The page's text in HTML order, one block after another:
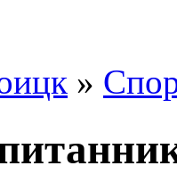
»